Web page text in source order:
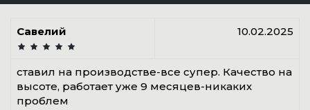
Савелий 10.02.2025
ставил на производстве-все супер. Качество на
высоте, работает уже 9 месяцев-никаких
проблем